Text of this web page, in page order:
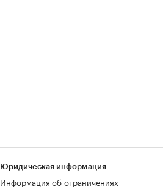
Юридическая информация
Информация об ограничениях